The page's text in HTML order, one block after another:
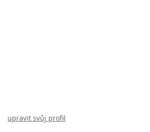
upravit svůj profil